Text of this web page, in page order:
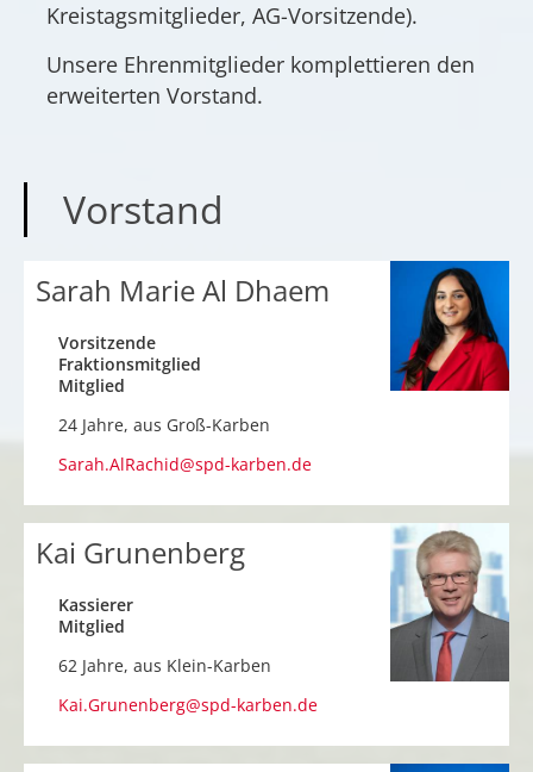
Kreistagsmitglieder, AG-Vorsitzende).
Unsere Ehrenmitglieder komplettieren den
erweiterten Vorstand.
Vorstand
Sarah Marie Al Dhaem
Vorsitzende
Fraktionsmitglied
Mitglied
24 Jahre, aus Groß-Karben
Sarah.AlRachid@spd-karben.de
Kai Grunenberg
Kassierer
Mitglied
62 Jahre, aus Klein-Karben
Kai.Grunenberg@spd-karben.de